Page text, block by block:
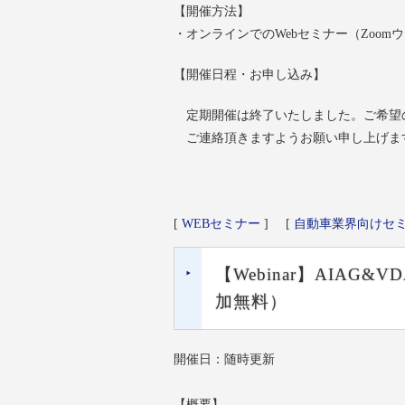
【開催方法】
・オンラインでのWebセミナー（Zoom
【開催日程・お申し込み】
定期開催は終了いたしました。ご希
ご連絡頂きますようお願い申し上げま
[ WEBセミナー ] [ 自動車業界向けセ
【Webinar】
加無料）
開催日：随時更新